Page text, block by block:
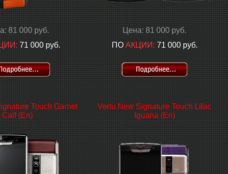
81 000 руб.
71 000 руб.
Цена: 81 000 руб.
ПО АКЦИИ: 71 000 руб.
Touch Garnet
Calf (En)
Vertu New Signature Touch Lilac
Iguana (En)